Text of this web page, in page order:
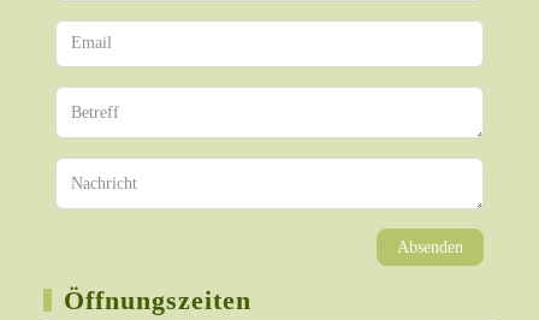
Absenden
Öffnungszeiten